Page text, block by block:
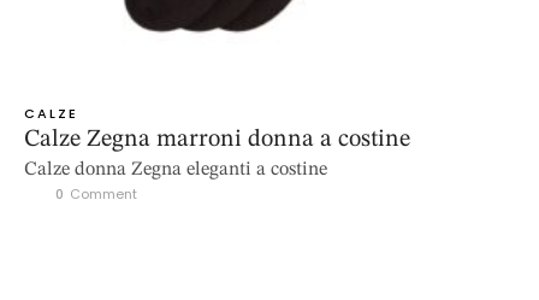
CALZE
Calze Zegna marroni donna a costine
Calze donna Zegna eleganti a costine
0 Comment